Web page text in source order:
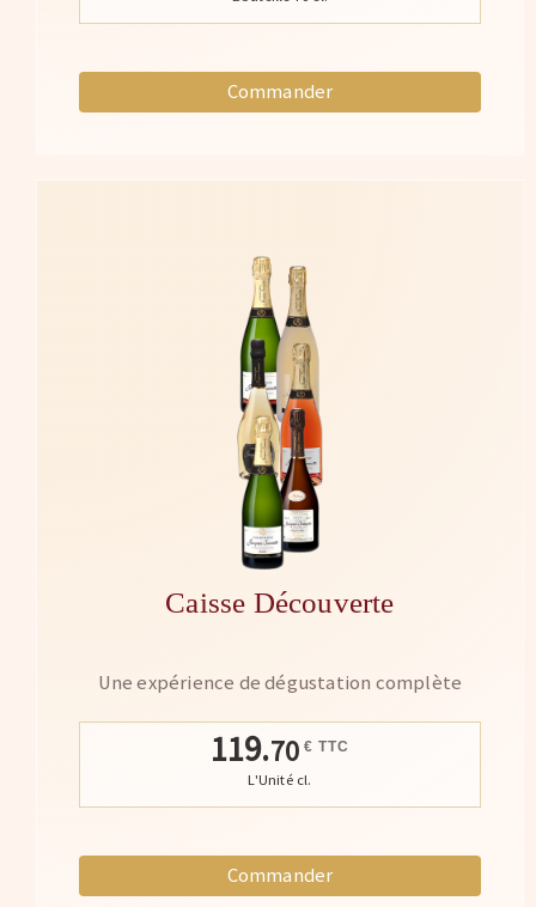
Commander
Caisse Découverte
Une expérience de dégustation complète
119.70 € TTC
L'Unité cl.
Commander